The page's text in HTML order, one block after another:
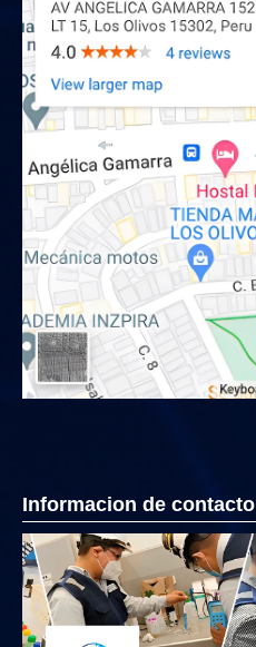
Informacion de contacto